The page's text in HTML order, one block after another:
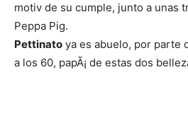
motiv de su cumple, junto a unas
Peppa Pig.
Pettinato ya es abuelo, por parte
a los 60, papÃ¡ de estas dos